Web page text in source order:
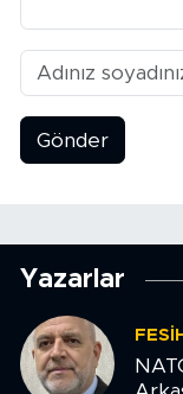
Gönder
Yazarlar